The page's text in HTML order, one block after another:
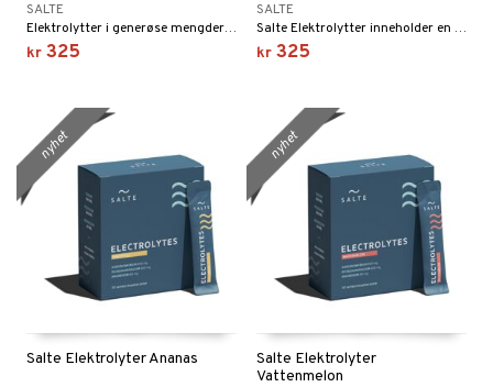
SALTE
Elektrolytter i generøse mengder: 800 mg natrium, 400 mg kalium og 60 mg magnesium, helt uten tilsatt sukker.
kr 325
SALTE
Salte Elektrolytter inneholder en større mengde mineraler for å gjøre en forskjell. Helt uten sukker.
kr 325
Salte Elektrolyter Ananas
nyhet
Salte Elektrolyter
Vattenmelon
nyhet